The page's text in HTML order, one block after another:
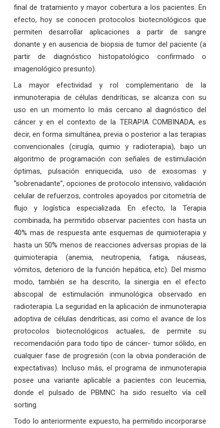
final de tratamiento y mayor cobertura a los pacientes. En
efecto, hoy se conocen protocolos biotecnológicos que
permiten desarrollar aplicaciones a partir de sangre
donante y en ausencia de biopsia de tumor del paciente (a
partir de diagnóstico histopatológico confirmado o
imagenológico presunto).
La mayor efectividad y rol complementario de la
inmunoterapia de células dendríticas, se alcanza con su
uso en un momento lo más cercano al diagnóstico del
cáncer y en el contexto de la TERAPIA COMBINADA, es
decir, en forma simultánea, previa o posterior a las terapias
convencionales (cirugía, quimio y radioterapia), bajo un
algoritmo de programación con señales de estimulación
óptimas, pulsación enriquecida, uso de exosomas y
“sobrenadante”, opciones de protocolo intensivo, validación
celular de refuerzos, controles apoyados por citometría de
flujo y logística especializada. En efecto, la Terapia
combinada, ha permitido observar pacientes con hasta un
40% mas de respuesta ante esquemas de quimioterapia y
hasta un 50% menos de reacciones adversas propias de la
quimioterapia (anemia, neutropenia, fatiga, náuseas,
vómitos, deterioro de la función hepática, etc). Del mismo
modo, también se ha descrito, la sinergia en el efecto
abscopal de estimulación inmunológica observado en
radioterapia. La seguridad en la aplicación de inmunoterapia
adoptiva de células dendríticas, asi como el avance de los
protocolos biotecnológicos actuales, de permite su
recomendación para todo tipo de cáncer- tumor sólido, en
cualquier fase de progresión (con la obvia ponderación de
expectativas). Incluso más, el programa de inmunoterapia
posee una variante aplicable a pacientes con leucemia,
donde el pulsado de PBMNC ha sido resuelto vía cell
sorting.
Todo lo anteriormente expuesto, ha permitido incorporarse